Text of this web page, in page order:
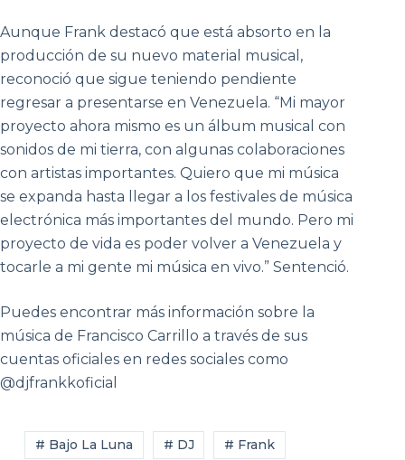
Aunque Frank destacó que está absorto en la
producción de su nuevo material musical,
reconoció que sigue teniendo pendiente
regresar a presentarse en Venezuela. “Mi mayor
proyecto ahora mismo es un álbum musical con
sonidos de mi tierra, con algunas colaboraciones
con artistas importantes. Quiero que mi música
se expanda hasta llegar a los festivales de música
electrónica más importantes del mundo. Pero mi
proyecto de vida es poder volver a Venezuela y
tocarle a mi gente mi música en vivo.” Sentenció.
Puedes encontrar más información sobre la
música de Francisco Carrillo a través de sus
cuentas oficiales en redes sociales como
@djfrankkoficial
# Bajo La Luna # DJ # Frank